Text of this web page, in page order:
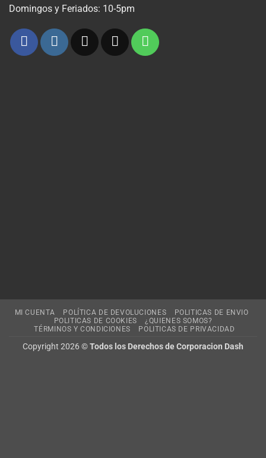
Domingos y Feriados: 10-5pm
MI CUENTA POLÍTICA DE DEVOLUCIONES
POLITICAS DE ENVIO
POLITICAS DE COOKIES
¿QUIENES SOMOS?
TÉRMINOS Y CONDICIONES
POLITICAS DE PRIVACIDAD
Copyright 2026 ©Todos los Derechos de Corporacion Dash